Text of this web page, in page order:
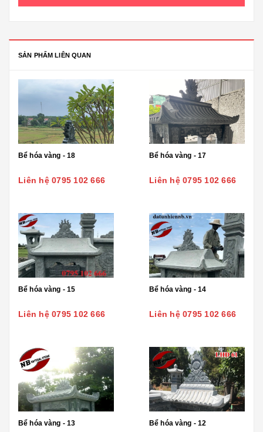
SẢN PHẨM LIÊN QUAN
Bể hóa vàng - 18
Liên hệ 0795 102 666
Bể hóa vàng - 17
Liên hệ 0795 102 666
Bể hóa vàng - 15
Liên hệ 0795 102 666
Bể hóa vàng - 14
Liên hệ 0795 102 666
Bể hóa vàng - 13 Bể hóa vàng - 12